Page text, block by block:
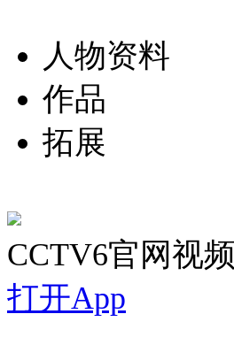
人物资料
作品
拓展
CCTV6官网视
打开App